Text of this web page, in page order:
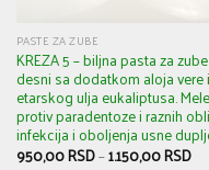
PASTE ZA ZUBE
KREZA 5 – biljna pasta za
desni sa dodatkom aloja vere i
etarskog ulja eukaliptusa.
protiv paradentoze i raznih
infekcija i oboljenja usne
950,00RSD–1.150,00RSD